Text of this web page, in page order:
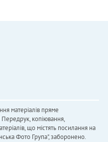
матеріалів пряме
копіювання,
що містять посилання на
Фото Група", заборонено.